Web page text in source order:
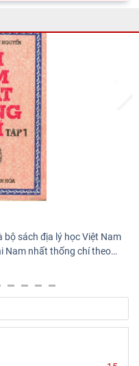
sách địa lý học Việt Nam
Nam nhất thống chí theo…